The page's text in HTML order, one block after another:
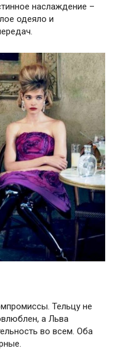
наслаждение –
одеяло и
Тельцу не
а Льва
во всем. Оба